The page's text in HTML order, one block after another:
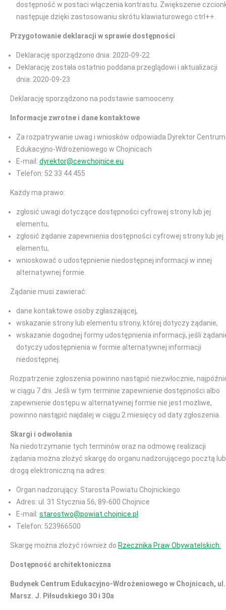
dostępność w postaci włączenia kontrastu. Zwiększenie
następuje dzięki zastosowaniu skrótu klawiaturowego ctrl++.
Przygotowanie deklaracji w sprawie dostępności
Deklarację sporządzono dnia: 2020-09-22
Deklarację została ostatnio poddana przeglądowi i aktualizacji
dnia: 2020-09-23
Deklarację sporządzono na podstawie samooceny.
Informacje zwrotne i dane kontaktowe
Za rozpatrywanie uwag i wniosków odpowiada Dyrektor Centrum
Edukacyjno-Wdrożeniowego w Chojnicach
E-mail: dyrektor@cewchojnice.eu
Telefon: 52 33 44 455
Każdy ma prawo:
zgłosić uwagi dotyczące dostępności cyfrowej strony lub jej
elementu,
zgłosić żądanie zapewnienia dostępności cyfrowej strony lub jej
elementu,
wnioskować o udostępnienie niedostępnej informacji w innej
alternatywnej formie.
Żądanie musi zawierać:
dane kontaktowe osoby zgłaszającej,
wskazanie strony lub elementu strony, której dotyczy żądanie,
wskazanie dogodnej formy udostępnienia informacji, jeśli
dotyczy udostępnienia w formie alternatywnej informacji
niedostępnej.
Rozpatrzenie zgłoszenia powinno nastąpić niezwłocznie,
w ciągu 7 dni. Jeśli w tym terminie zapewnienie dostępności albo
zapewnienie dostępu w alternatywnej formie nie jest możliwe,
powinno nastąpić najdalej w ciągu 2 miesięcy od daty zgłoszenia.
Skargi i odwołania
Na niedotrzymanie tych terminów oraz na odmowę realizacji
żądania można złożyć skargę do organu nadzorującego pocztą lub
drogą elektroniczną na adres:
Organ nadzorujący: Starosta Powiatu Chojnickiego
Adres: ul. 31 Stycznia 56, 89-600 Chojnice
E-mail: starostwo@powiat.chojnice.pl
Telefon: 523966500
Skargę można złożyć również do Rzecznika Praw Obywatelskich.
Dostępność architektoniczna
Budynek Centrum Edukacyjno-Wdrożeniowego w Chojnicach, ul.
Marsz. J. Piłsudskiego 30 i 30a